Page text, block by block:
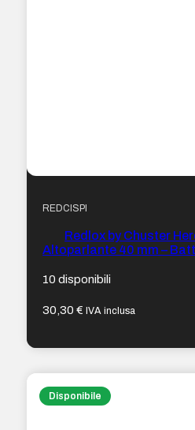
REDCISPI
Redlox by Chuster
Altoparlante 40 mm –
10 disponibili
30,30€ IVA inclusa
Disponibile